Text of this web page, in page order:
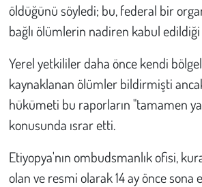
öldüğünü söyledi; bu, federal bir
bağlı ölümlerin nadiren kabul
Yerel yetkililer daha önce kendi
kaynaklanan ölümler bildirmişti
hükümeti bu raporların "tamamen
konusunda ısrar etti.
Etiyopya'nın ombudsmanlık ofisi,
olan ve resmi olarak 14 ay önce sona
Hukuk
Tarım
Son Dakika
Kent
Eğlence